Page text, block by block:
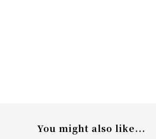
You might also like...